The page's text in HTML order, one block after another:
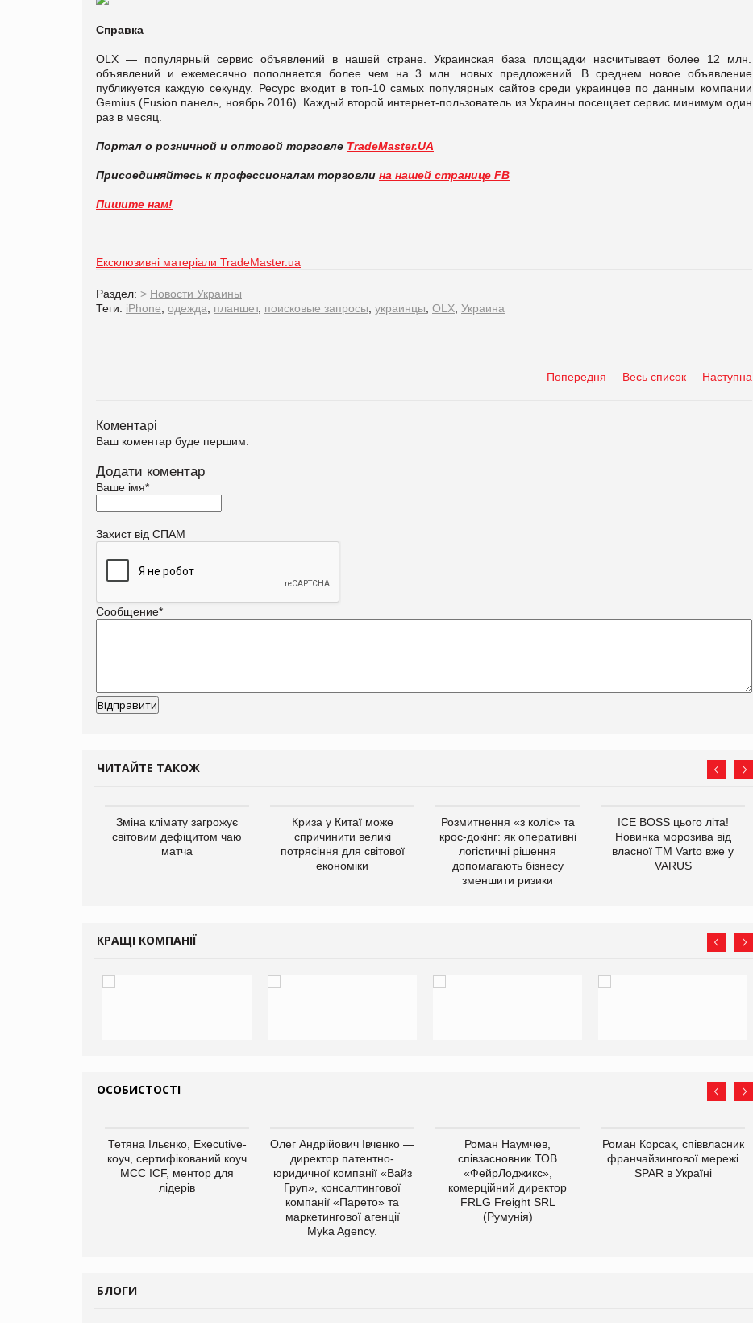
Справка
OLX — популярный сервис объявлений в нашей стране. Украинская база площадки насчитывает более 12 млн.
объявлений и ежемесячно пополняется более чем на 3 млн. новых предложений. В среднем новое объявление
публикуется каждую секунду. Ресурс входит в топ-10 самых популярных сайтов среди украинцев по данным компании
Gemius (Fusion панель, ноябрь 2016). Каждый второй интернет-пользователь из Украины посещает сервис минимум один
раз в месяц.
Портал о розничной и оптовой торговле TradeMaster.UA
Присоединяйтесь к профессионалам торговли на нашей странице FB
Пишите нам!
Ексклюзивні матеріали TradeMaster.ua
Раздел: > Новости Украины
Теги: iPhone одежда планшет, поисковые запросы украинцы OLX Украина
Попередня Весь список Наступна
Коментарі
Ваш коментар буде першим.
Додати коментар
Ваше імя*
Захист від СПАМ
Сообщение*
ЧИТАЙТЕ ТАКОЖ
Зміна клімату загрожує
світовим дефіцитом чаю
матча
Криза у Китаї може
спричинити великі
потрясіння для світової
економіки
Розмитнення «з коліс» та
крос-докінг: як оперативні
логістичні рішення
допомагають бізнесу
зменшити ризики
ICE BOSS цього літа!
Новинка морозива від
власної ТМ Varto вже у
VARUS
КРАЩІ КОМПАНІЇ
ОСОБИСТОСТІ
Тетяна Ільєнко, Executive-
коуч, сертифікований коуч
МСС ICF, ментор для
лідерів
Олег Андрійович Івченко —
директор патентно-
юридичної компанії «Вайз
Груп», консалтингової
компанії «Парето» та
маркетингової агенції
Myka Agency.
Роман Наумчев,
співзасновник ТОВ
«ФейрЛоджикс»,
комерційний директор
FRLG Freight SRL
(Румунія)
Роман Корсак, співвласник
франчайзингової мережі
SPAR в Україні
БЛОГИ